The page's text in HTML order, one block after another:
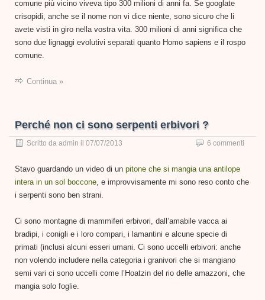
comune più vicino viveva tipo 300 milioni di anni fa. Se googlate
crisopidi, anche se il nome non vi dice niente, sono sicuro che li
avete visti in giro nella vostra vita. 300 milioni di anni significa che
sono due lignaggi evolutivi separati quanto Homo sapiens e il rospo
comune.
Continua »
Perché non ci sono serpenti erbivori ?
Scritto da admin il 07/07/2013 6 commenti
Stavo guardando un video di un pitone che si mangia una antilope
intera in un sol boccone , e improvvisamente mi sono reso conto che
i serpenti sono ben strani.
Ci sono montagne di mammiferi erbivori, dall’amabile vacca ai
bradipi, i conigli e i loro compari, i lamantini e alcune specie di
primati (inclusi alcuni esseri umani. Ci sono uccelli erbivori: anche
non volendo includere nella categoria i granivori che si mangiano
semi vari ci sono uccelli come l’Hoatzin del rio delle amazzoni, che
mangia solo foglie.